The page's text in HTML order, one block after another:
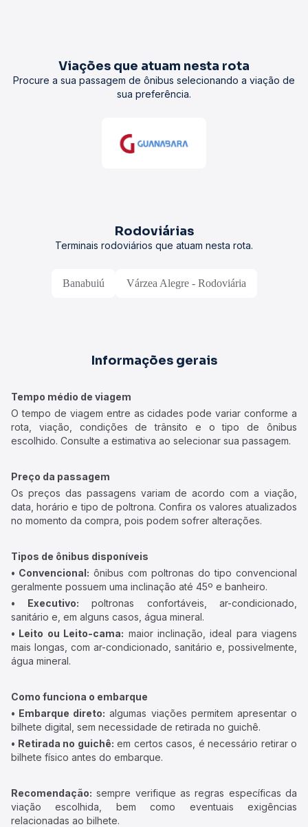
Viações que atuam nesta rota
Procure a sua passagem de ônibus selecionando a viação de
sua preferência.
Rodoviárias
Terminais rodoviários que atuam nesta rota.
Banabuiú Várzea Alegre - Rodoviária
Informações gerais
Tempo médio de viagem
O tempo de viagem entre as cidades pode variar conforme a
rota, viação, condições de trânsito e o tipo de ônibus
escolhido. Consulte a estimativa ao selecionar sua passagem.
Preço da passagem
Os preços das passagens variam de acordo com a viação,
data, horário e tipo de poltrona. Confira os valores atualizados
no momento da compra, pois podem sofrer alterações.
Tipos de ônibus disponíveis
• Convencional: ônibus com poltronas do tipo convencional
geralmente possuem uma inclinação até 45º e banheiro.
• Executivo: poltronas confortáveis, ar-condicionado,
sanitário e, em alguns casos, água mineral.
• Leito ou Leito-cama: maior inclinação, ideal para viagens
mais longas, com ar-condicionado, sanitário e, possivelmente,
água mineral.
Como funciona o embarque
• Embarque direto: algumas viações permitem apresentar o
bilhete digital, sem necessidade de retirada no guichê.
• Retirada no guichê: em certos casos, é necessário retirar o
bilhete físico antes do embarque.
Recomendação: sempre verifique as regras específicas da
viação escolhida, bem como eventuais exigências
relacionadas ao bilhete.